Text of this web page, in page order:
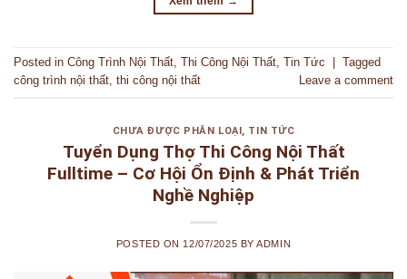
Posted in Công Trình Nội Thất, Thi Công Nội Thất, Tin Tức
Tagged
công trình nội thất, thi công nội thất Leave a comment
CHƯA ĐƯỢC PHÂN LOẠI, TIN TỨC
Tuyển Dụng Thợ Thi Công Nội Thất
Fulltime – Cơ Hội Ổn Định & Phát Triển
Nghề Nghiệp
POSTED ON 12/07/2025 BYADMIN